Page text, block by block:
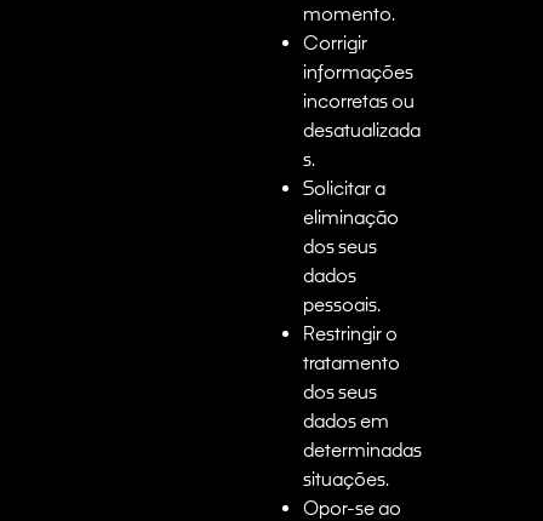
momento.
Corrigir
informações
incorretas ou
desatualizada
s.
Solicitar a
eliminação
dos seus
dados
pessoais.
Restringir o
tratamento
dos seus
dados em
determinadas
situações.
Opor-se ao